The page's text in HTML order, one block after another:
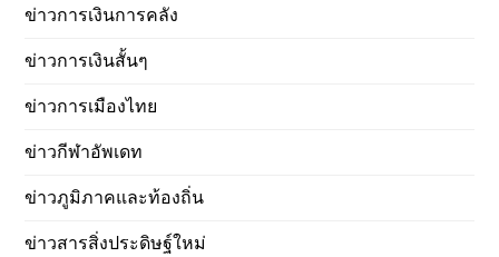
ข่าวการเงินการคลัง
ข่าวการเงินสั้นๆ
ข่าวการเมืองไทย
ข่าวกีฬาอัพเดท
ข่าวภูมิภาคและท้องถิ่น
ข่าวสารสิ่งประดิษฐ์ใหม่